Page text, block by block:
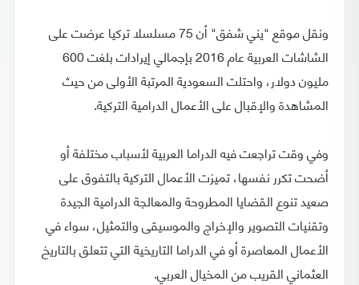
ونقل موقع "يني شفق" أن 75 مسلسلا تركيا عرضت على
الشاشات العربية عام 2016 بإجمالي إيرادات بلغت 600
مليون دولار، واحتلت السعودية المرتبة الأولى من حيث
المشاهدة والإقبال على الأعمال الدرامية التركية.
وفي وقت تراجعت فيه الدراما العربية لأسباب مختلفة أو
أضحت تكرر نفسها، تميزت الأعمال التركية بالتفوق على
صعيد تنوع القضايا المطروحة والمعالجة الدرامية الجيدة
وتقنيات التصوير والإخراج والموسيقى والتمثيل، سواء في
الأعمال المعاصرة أو في الدراما التاريخية التي تتعلق بالتاريخ
العثماني القريب من المخيال العربي.